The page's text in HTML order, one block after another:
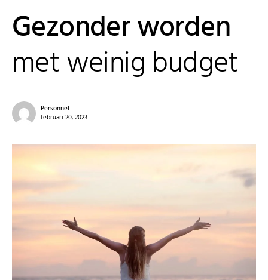
Gezonder worden
met weinig budget
Personnel
februari 20, 2023